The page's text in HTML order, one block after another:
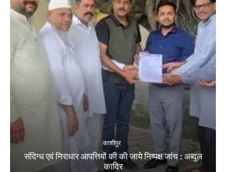
काशीपुर
संदिग्ध एवं निराधार आपत्तियों की की जाये निष्पक्ष जांच : अब्दुल
कादिर